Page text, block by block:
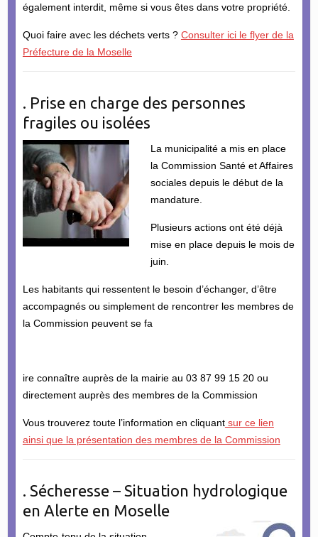
également interdit, même si vous êtes dans votre propriété.
Quoi faire avec les déchets verts ? Consulter ici le flyer de la
Préfecture de la Moselle
. Prise en charge des personnes
fragiles ou isolées
La municipalité a mis en place
la Commission Santé et Affaires
sociales depuis le début de la
mandature.
Plusieurs actions ont été déjà
mise en place depuis le mois de
juin.
Les habitants qui ressentent le besoin d’échanger, d’être
accompagnés ou simplement de rencontrer les membres de
la Commission peuvent se fa
ire connaître auprès de la mairie au 03 87 99 15 20 ou
directement auprès des membres de la Commission
Vous trouverez toute l’information en cliquantsur ce lien
ainsi que la présentation des membres de la Commission
. Sécheresse – Situation hydrologique
en Alerte en Moselle